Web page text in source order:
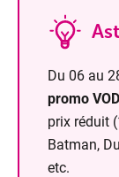
Du 06 au
promo VOD
prix réduit
Batman,
etc.